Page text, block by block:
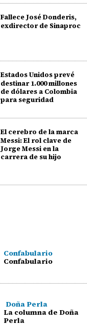
Fallece José Donderis,
exdirector de Sinaproc
Estados Unidos prevé
destinar 1.000 millones
de dólares a Colombia
para seguridad
El cerebro de la marca
Messi: El rol clave de
Jorge Messi en la
carrera de su hijo
Confabulario
Confabulario
Doña Perla
La columna de Doña
Perla